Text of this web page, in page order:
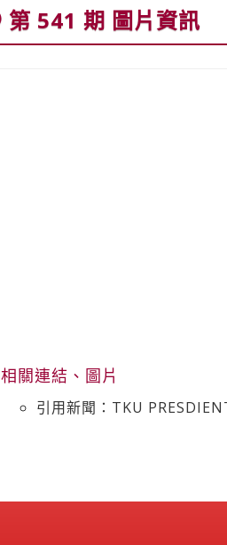
第 541 期 圖片資訊
相關連結、圖片
引用新聞：TKU